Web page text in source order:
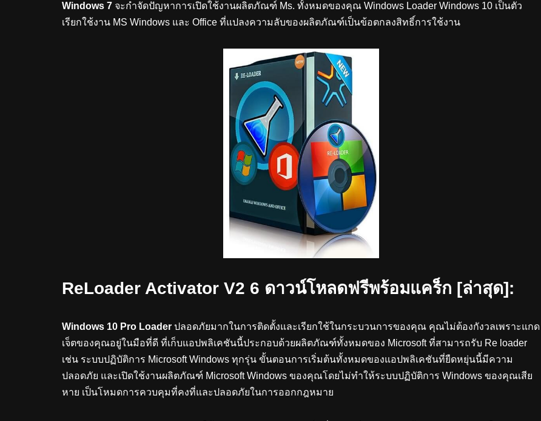
Windows 7 จะกำจัดปัญหาการเปิดใช้งานผลิตภัณฑ์ Ms. ทั้งหมดของคุณ Windows Loader Windows 10 เป็นตัว
เรียกใช้งาน MS Windows และ Office ที่แปลงความลับของผลิตภัณฑ์เป็นข้อตกลงสิทธิ์การใช้งาน
ReLoader Activator V2 6 ดาวน์โหลดฟรีพร้อมแคร็ก [ล่าสุด]:
Windows 10 Pro Loader ปลอดภัยมากในการติดตั้งและเรียกใช้ในกระบวนการของคุณ คุณไม่ต้องกังวลเพราะแกด
เจ็ตของคุณอยู่ในมือที่ดี ที่เก็บแอปพลิเคชันนี้ประกอบด้วยผลิตภัณฑ์ทั้งหมดของ Microsoft ที่สามารถรับ Re loader
เช่น ระบบปฏิบัติการ Microsoft Windows ทุกรุ่น ขั้นตอนการเริ่มต้นทั้งหมดของแอปพลิเคชันที่ยืดหยุ่นนี้มีความ
ปลอดภัย และเปิดใช้งานผลิตภัณฑ์ Microsoft Windows ของคุณโดยไม่ทำให้ระบบปฏิบัติการ Windows ของคุณเสีย
หาย เป็นโหมดการควบคุมที่คงที่และปลอดภัยในการออกกฎหมาย